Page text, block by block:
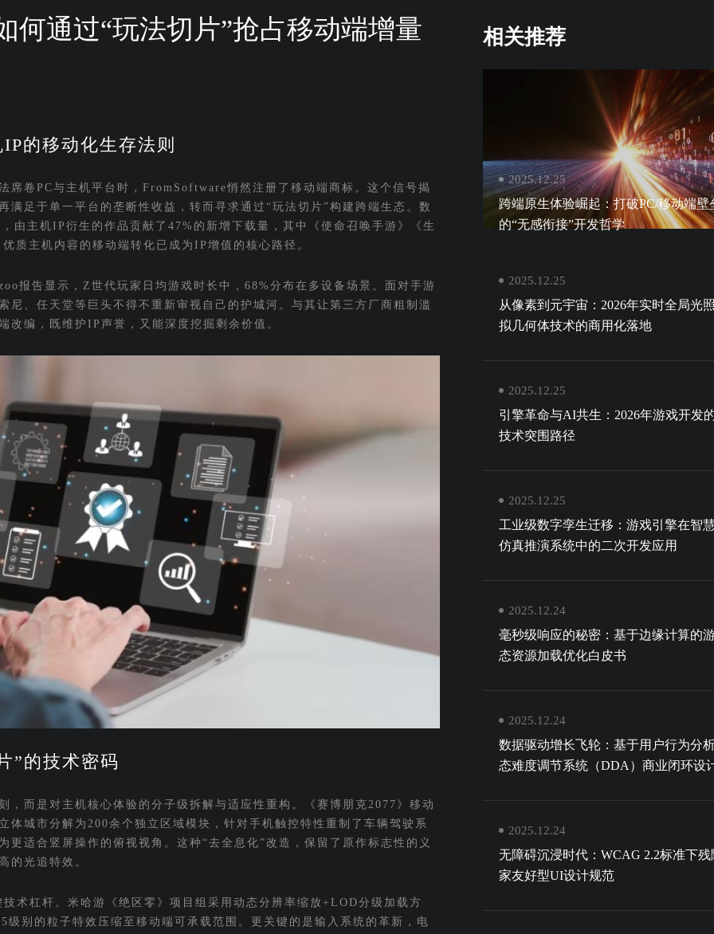
何通过“玩法切片”抢占移动端增量
的移动化生存法则
席卷PC与主机平台时，FromSoftware悄然注册了移动端商标。这个信号揭
足于单一平台的垄断性收益，转而寻求通过“玩法切片”构建跨端生态。数
由主机IP衍生的作品贡献了47%的新增下载量，其中《使命召唤手游》《生
质主机内容的移动端转化已成为IP增值的核心路径。
报告显示，Z世代玩家日均游戏时长中，68%分布在多设备场景。面对手游
尼、任天堂等巨头不得不重新审视自己的护城河。与其让第三方厂商粗制滥
改编，既维护IP声誉，又能深度挖掘剩余价值。
”的技术密码
，而是对主机核心体验的分子级拆解与适应性重构。《赛博朋克2077》移动
体城市分解为200余个独立区域模块，针对手机触控特性重制了车辆驾驶系
更适合竖屏操作的俯视视角。这种“去全息化”改造，保留了原作标志性的义
的光追特效。
术杠杆。米哈游《绝区零》项目组采用动态分辨率缩放+LOD分级加载方
级别的粒子特效压缩至移动端可承载范围。更关键的是输入系统的革新，电
相关推荐
2025.12.25
跨端原生体验崛起：打破PC/移动端壁
的“无感衔接”开发哲学
2025.12.25
从像素到元宇宙：2026年实时全局光
拟几何体技术的商用化落地
2025.12.25
引擎革命与AI共生：2026年游戏开发
技术突围路径
2025.12.25
工业级数字孪生迁移：游戏引擎在智
仿真推演系统中的二次开发应用
2025.12.24
毫秒级响应的秘密：基于边缘计算的
态资源加载优化白皮书
2025.12.24
数据驱动增长飞轮：基于用户行为分
态难度调节系统（DDA）商业闭环设
2025.12.24
无障碍沉浸时代：WCAG 2.2标准下残
家友好型UI设计规范